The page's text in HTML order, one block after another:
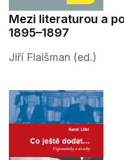
Mezi literaturou a
1895–1897
Jiří Flaišman (ed.)